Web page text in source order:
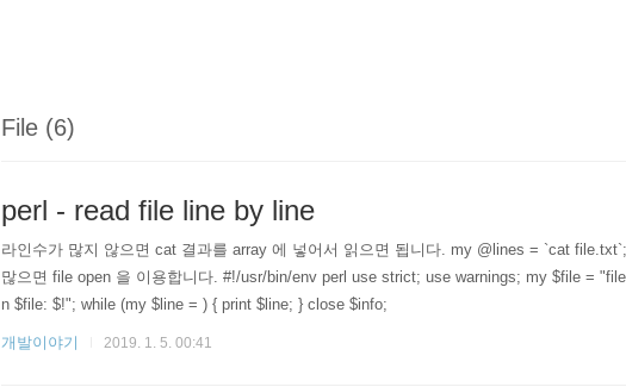
File (6)
perl - read file line by line
라인수가 많지 않으면 cat 결과를 array 에 넣어서 읽으면 됩니다. my @lines = `cat
많으면 file open 을 이용합니다. #!/usr/bin/env perl use strict; use warnings; my $file =
n $file: $!"; while (my $line = ) { print $line; } close $info;
개발이야기 2019. 1. 5. 00:41